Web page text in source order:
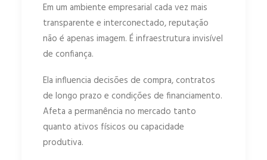
Em um ambiente empresarial cada vez mais
transparente e interconectado, reputação
não é apenas imagem. É infraestrutura invisível
de confiança.
Ela influencia decisões de compra, contratos
de longo prazo e condições de financiamento.
Afeta a permanência no mercado tanto
quanto ativos físicos ou capacidade
produtiva.